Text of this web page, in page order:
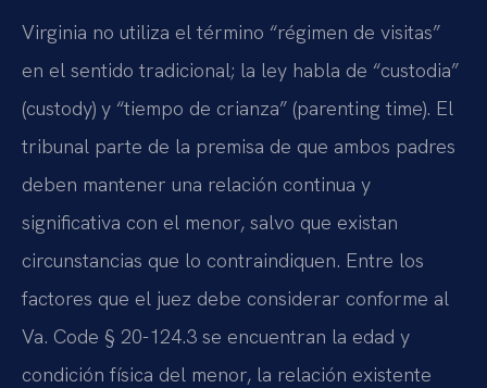
Virginia no utiliza el término “régimen de visitas”
en el sentido tradicional; la ley habla de “custodia”
(custody) y “tiempo de crianza” (parenting time). El
tribunal parte de la premisa de que ambos padres
deben mantener una relación continua y
significativa con el menor, salvo que existan
circunstancias que lo contraindiquen. Entre los
factores que el juez debe considerar conforme al
Va. Code § 20-124.3 se encuentran la edad y
condición física del menor, la relación existente